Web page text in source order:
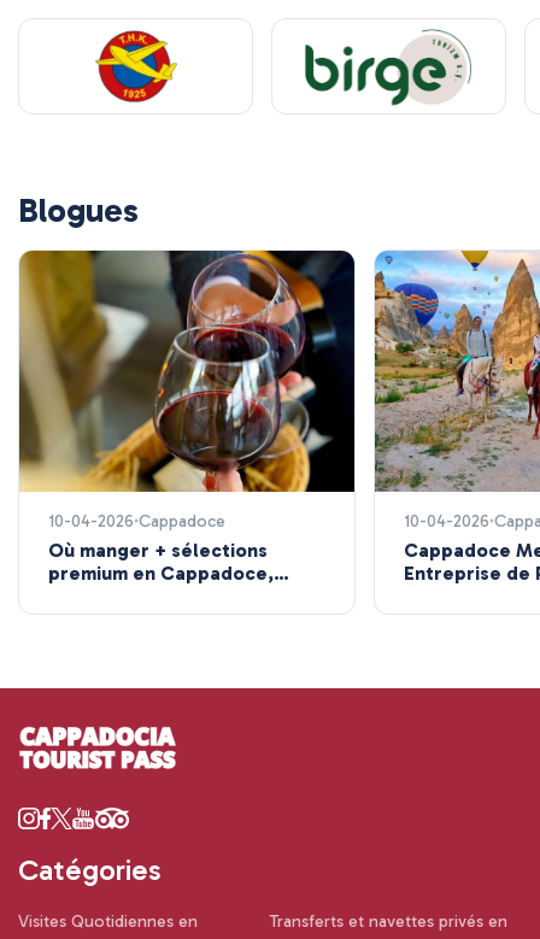
Blogues
10-04-2026 Cappadoce
Où manger + sélections
premium en Cappadoce,
10-04-2026
Cappadoce
Entreprise de
Catégories
Visites Quotidiennes en
Transferts et navettes privés en